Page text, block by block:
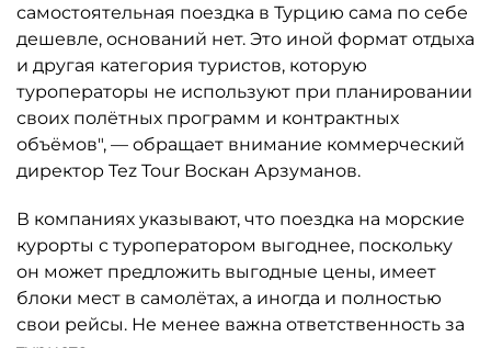
самостоятельная поездка в Турцию сама по себе
дешевле, оснований нет. Это иной формат отдыха
и другая категория туристов, которую
туроператоры не используют при планировании
своих полётных программ и контрактных
объёмов", — обращает внимание коммерческий
директор Tez Tour Воскан Арзуманов.
В компаниях указывают, что поездка на морские
курорты с туроператором выгоднее, поскольку
он может предложить выгодные цены, имеет
блоки мест в самолётах, а иногда и полностью
свои рейсы. Не менее важна ответственность за